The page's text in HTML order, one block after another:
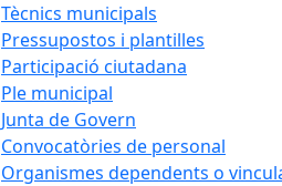
Tècnics municipals
Pressupostos i plantilles
Participació ciutadana
Ple municipal
Junta de Govern
Convocatòries de personal
Organismes dependents o